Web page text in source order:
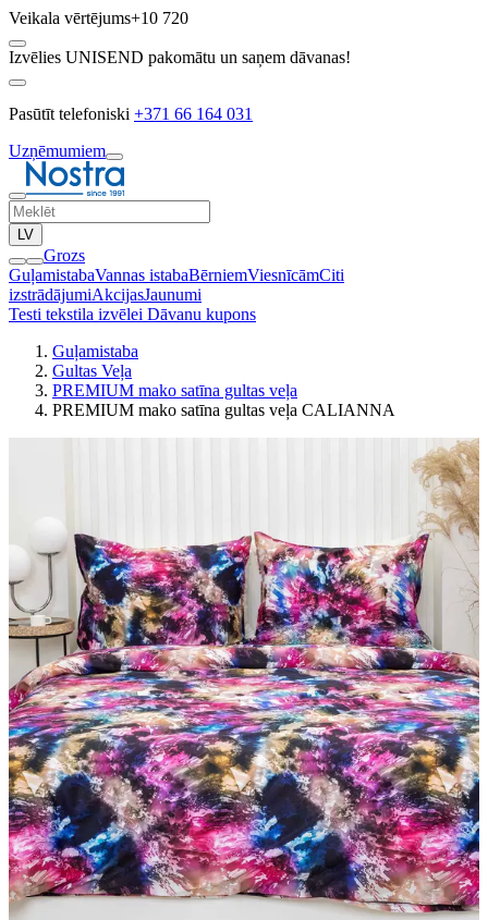
Veikala vērtējums+10 720
Izvēlies UNISEND pakomātu un saņem dāvanas!
Pasūtīt telefoniski +371 66 164 031
Uzņēmumiem
LV
Grozs
GuļamistabaVannas istabaBērniemViesnīcāmCiti
izstrādājumiAkcijasJaunumi
Testi tekstila izvēlei Dāvanu kupons
Guļamistaba
Gultas Veļa
PREMIUM mako satīna gultas veļa
PREMIUM mako satīna gultas veļa CALIANNA